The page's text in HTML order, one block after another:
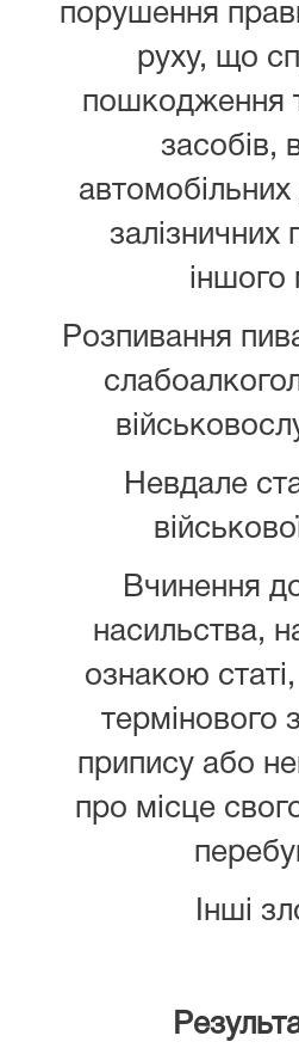
порушення
руху, що
пошкодження
засобів,
автомобільних
залізничних
іншого
Розпивання
Невдале
Вчинення
насильства,
ознакою
термінового
припису або
про місце
Інші
Результати